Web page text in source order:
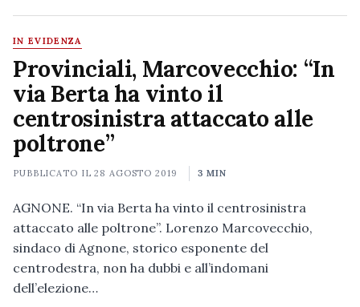
IN EVIDENZA
Provinciali, Marcovecchio: “In
via Berta ha vinto il
centrosinistra attaccato alle
poltrone”
PUBBLICATO IL28 AGOSTO 2019 3 MIN
AGNONE. “In via Berta ha vinto il centrosinistra
attaccato alle poltrone”. Lorenzo Marcovecchio,
sindaco di Agnone, storico esponente del
centrodestra, non ha dubbi e all’indomani
dell’elezione…